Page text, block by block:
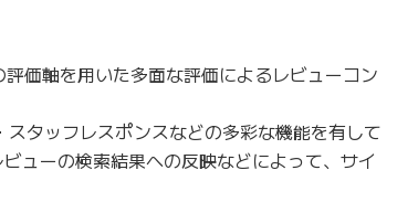
価軸を用いた多面な評価によるレビューコン
タッフレスポンスなどの多彩な機能を有して
ューの検索結果への反映などによって、サイ